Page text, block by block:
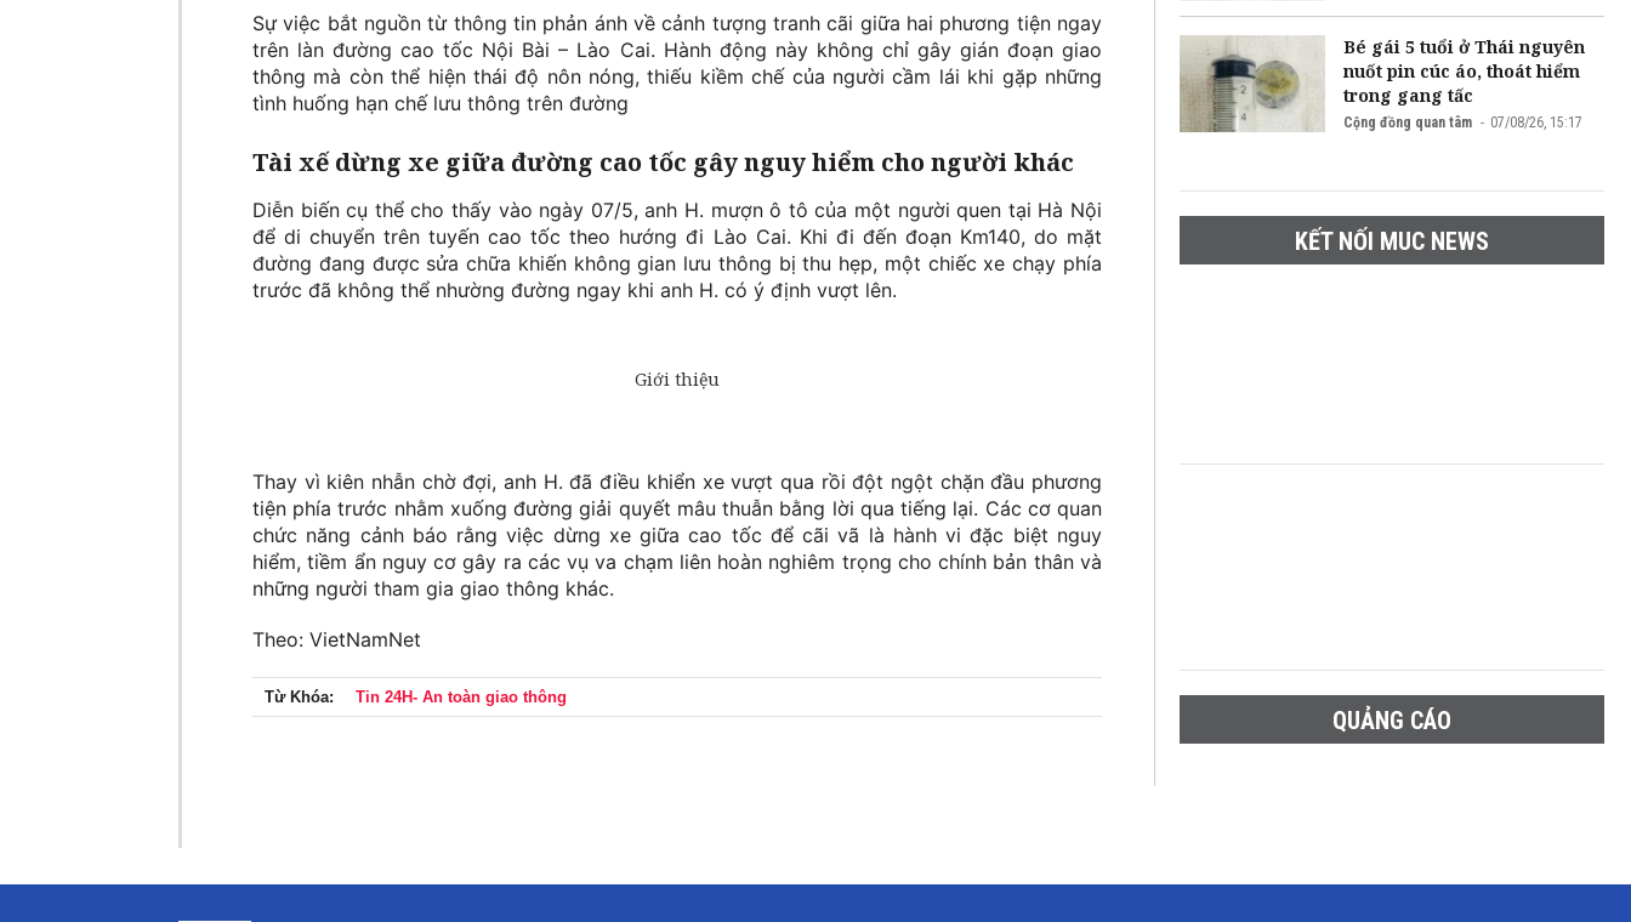
Sự việc bắt nguồn từ thông tin phản ánh về cảnh tượng tranh cãi giữa hai phương tiện ngay
trên làn đường cao tốc Nội Bài – Lào Cai. Hành động này không chỉ gây gián đoạn giao
thông mà còn thể hiện thái độ nôn nóng, thiếu kiềm chế của người cầm lái khi gặp những
tình huống hạn chế lưu thông trên đường
Tài xế dừng xe giữa đường cao tốc gây nguy hiểm cho người khác
Diễn biến cụ thể cho thấy vào ngày 07/5, anh H. mượn ô tô của một người quen tại Hà Nội
để di chuyển trên tuyến cao tốc theo hướng đi Lào Cai. Khi đi đến đoạn Km140, do mặt
đường đang được sửa chữa khiến không gian lưu thông bị thu hẹp, một chiếc xe chạy phía
trước đã không thể nhường đường ngay khi anh H. có ý định vượt lên.
Thay vì kiên nhẫn chờ đợi, anh H. đã điều khiển xe vượt qua rồi đột ngột chặn đầu phương
tiện phía trước nhằm xuống đường giải quyết mâu thuẫn bằng lời qua tiếng lại. Các cơ quan
chức năng cảnh báo rằng việc dừng xe giữa cao tốc để cãi vã là hành vi đặc biệt nguy
hiểm, tiềm ẩn nguy cơ gây ra các vụ va chạm liên hoàn nghiêm trọng cho chính bản thân và
những người tham gia giao thông khác.
Theo: VietNamNet
Từ Khóa: Tin 24H- An toàn giao thông
Bé gái 5 tuổi ở Thái nguyên
nuốt pin cúc áo, thoát hiểm
trong gang tấc
Cộng đồng quan tâm 07/08/26, 15:17
KẾT NỐI MUC NEWS
QUẢNG CÁO